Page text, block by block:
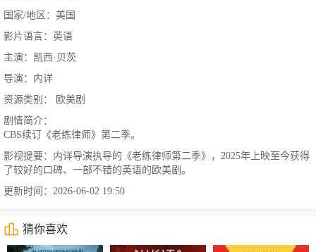
国家/地区：美国
影片语言：英语
主演：凯西·贝茨
导演：内详
资源类别： 欧美剧
剧情简介：
CBS续订《老练律师》第二季。
影视提要：内详导演执导的《老练律师第二季》，2025年上映至今获得
了较好的口碑、一部不错的英语的欧美剧。
更新时间：2026-06-02 19:50
猜你喜欢